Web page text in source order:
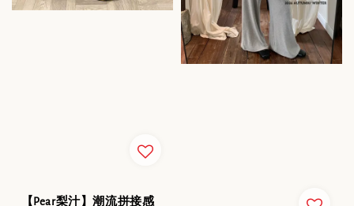
【Pear梨汁】潮流拼接感